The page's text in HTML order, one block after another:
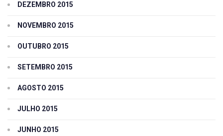
DEZEMBRO 2015
NOVEMBRO 2015
OUTUBRO 2015
SETEMBRO 2015
AGOSTO 2015
JULHO 2015
JUNHO 2015